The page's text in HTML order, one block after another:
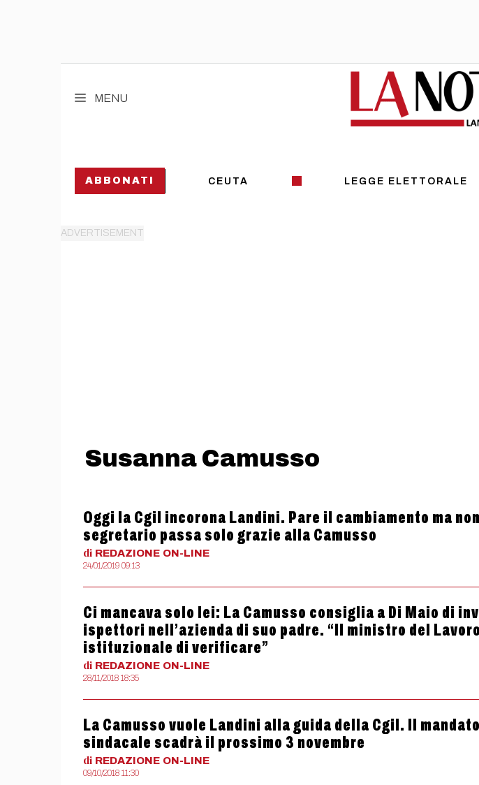
MENU
ABBONATI CEUTA LEGGE ELETTORALE
Susanna Camusso
Oggi la Cgil incorona Landini. Pare il cambiamento ma
segretario passa solo grazie alla Camusso
di REDAZIONE ON-LINE
24/01/2019 09:13
Ci mancava solo lei: La Camusso consiglia a Di Maio di
ispettori nell’azienda di suo padre. “Il ministro del
istituzionale di verificare”
di REDAZIONE ON-LINE
28/11/2018 18:35
La Camusso vuole Landini alla guida della Cgil. Il
sindacale scadrà il prossimo 3 novembre
di REDAZIONE ON-LINE
09/10/2018 11:30